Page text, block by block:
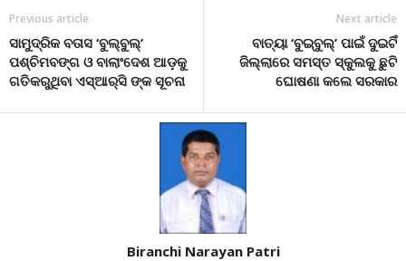
Previous article
ସାମୁଦ୍ରିକ ବତାସ ‘ବୁଲ୍‌ବୁଲ୍‌’
ପଶ୍ଚିମବଙ୍ଗ ଓ ବାଲାଂଦେଶ ଆଡ଼କୁ
ଗତିକରୁଥିବା ଏସ୍‌ଆର୍‌ସି ଙ୍କ ସୂଚନା
Next article
ବାତ୍ୟା ‘ବୁଇ୍‌ବୁଲ୍‌’ ପାଇଁ ଦୁଇଟିଁ
ଜିଲ୍ଲାରେ ସମସ୍ତ ସ୍କୁଲକୁ ଛୁଟି
ଘୋଷଣା କଲେ ସରକାର
Biranchi Narayan Patri